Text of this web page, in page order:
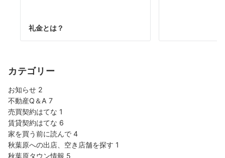
礼金とは？
カテゴリー
お知らせ 2
不動産Q＆A 7
売買契約はてな 1
賃貸契約はてな 6
家を買う前に読んで 4
秋葉原への出店、空き店舗を探す 1
秋葉原タウン情報 5